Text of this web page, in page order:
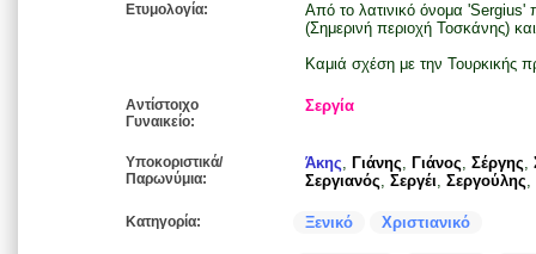
Ετυμολογία:
Από το λατινικό όνομα 'Sergius'
(Σημερινή περιοχή Τοσκάνης)
Καμιά σχέση με την Τουρκικής
Αντίστοιχο
Γυναικείο:
Σεργία
Υποκοριστικά/
Παρωνύμια:
Άκης, Γιάνης, Γιάνος, Σέργης,
Σεργιανός, Σεργέι, Σεργούλης,
Κατηγορία: Ξενικό Χριστιανικό